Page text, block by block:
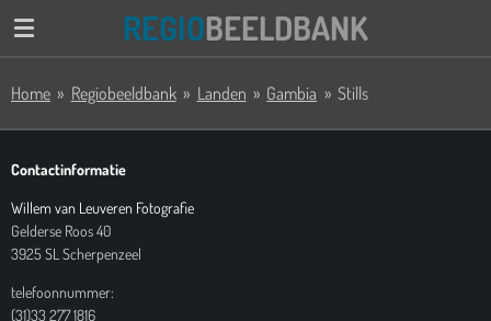
Ga
de
hoofdinhoud
REGIOBEELDBANK
Home » Regiobeeldbank » Landen » Gambia » Stills
Contactinformatie
Willem van Leuveren Fotografie
Gelderse Roos 40
3925 SL Scherpenzeel
telefoonnummer:
(31)33 277 1816